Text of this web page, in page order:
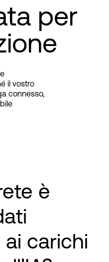
per
il vostro
connesso,
è
carichi